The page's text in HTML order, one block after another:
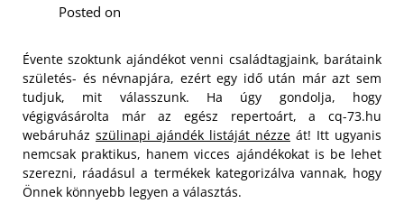
Posted on
Évente szoktunk ajándékot venni családtagjaink, barátaink
születés- és névnapjára, ezért egy idő után már azt sem
tudjuk, mit válasszunk. Ha úgy gondolja, hogy
végigvásárolta már az egész repertoárt, a cq-73.hu
webáruház szülinapi ajándék listáját nézze át! Itt ugyanis
nemcsak praktikus, hanem vicces ajándékokat is be lehet
szerezni, ráadásul a termékek kategorizálva vannak, hogy
Önnek könnyebb legyen a választás.